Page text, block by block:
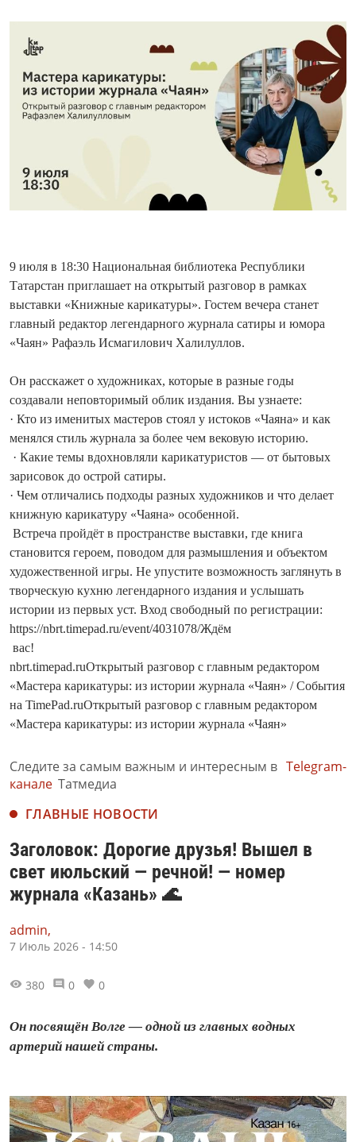
9 июля в 18:30 Национальная библиотека Республики
Татарстан приглашает на открытый разговор в рамках
выставки «Книжные карикатуры». Гостем вечера станет
главный редактор легендарного журнала сатиры и юмора
«Чаян» Рафаэль Исмагилович Халилуллов.
Он расскажет о художниках, которые в разные годы
создавали неповторимый облик издания. Вы узнаете:
· Кто из именитых мастеров стоял у истоков «Чаяна» и как
менялся стиль журнала за более чем вековую историю.
· Какие темы вдохновляли карикатуристов — от бытовых
зарисовок до острой сатиры.
· Чем отличались подходы разных художников и что делает
книжную карикатуру «Чаяна» особенной.
Встреча пройдёт в пространстве выставки, где книга
становится героем, поводом для размышления и объектом
художественной игры. Не упустите возможность заглянуть в
творческую кухню легендарного издания и услышать
истории из первых уст. Вход свободный по регистрации:
https://nbrt.timepad.ru/event/4031078/Ждём
вас!
nbrt.timepad.ruОткрытый разговор с главным редактором
«Мастера карикатуры: из истории журнала «Чаян» / События
на TimePad.ruОткрытый разговор с главным редактором
«Мастера карикатуры: из истории журнала «Чаян»
Следите за самым важным и интересным в Telegram-
канале Татмедиа
ГЛАВНЫЕ НОВОСТИ
Заголовок: Дорогие друзья! Вышел в
свет июльский — речной! — номер
журнала «Казань» 🌊
admin,
7 Июль 2026 - 14:50
380 0 0
Он посвящён Волге — одной из главных водных
артерий нашей страны.